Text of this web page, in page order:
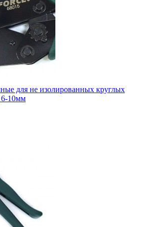
для не изолированных круглых
6-10мм